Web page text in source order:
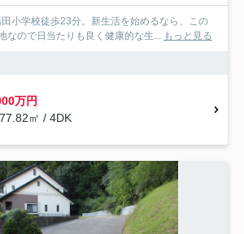
小学校徒歩23分。新生活を始めるなら、この
なので日当たりも良く健康的な生... もっと見る
万円
㎡ / 4DK